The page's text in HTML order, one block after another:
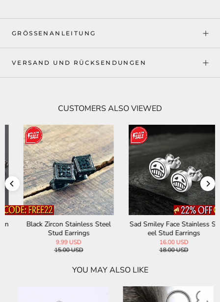
GRÖSSENANLEITUNG
VERSAND UND RÜCKSENDUNGEN
CUSTOMERS ALSO VIEWED
Black Zircon Stainless Steel
Stud Earrings
9.99 USD
15.00 USD
Sad Smiley Face Stainless St
eel Stud Earrings
16.00 USD
18.00 USD
YOU MAY ALSO LIKE